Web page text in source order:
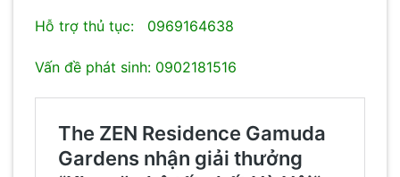
Hỗ trợ thủ tục: 0969164638
Vấn đề phát sinh: 0902181516